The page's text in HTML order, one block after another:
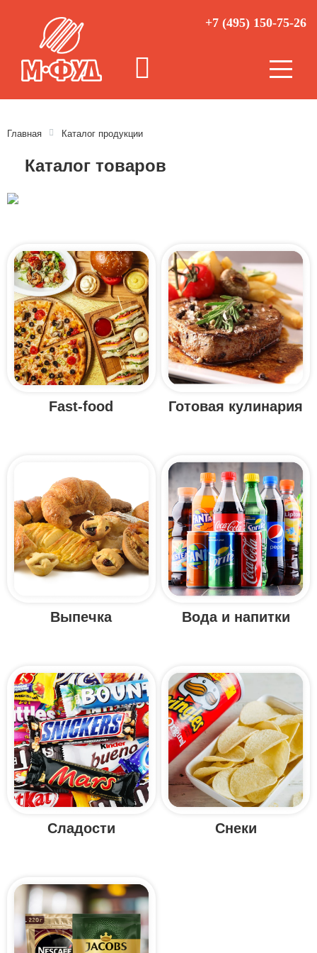
+7 (495) 150-75-26
Главная Каталог продукции
Каталог товаров
Fast-food Готовая кулинария
Выпечка Вода и напитки
Сладости Снеки